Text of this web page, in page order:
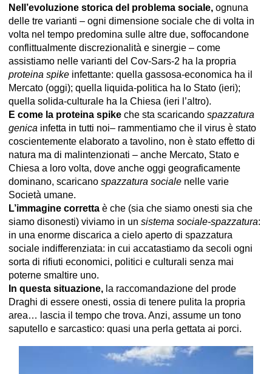
Nell’evoluzione storica del problema sociale, ognuna
delle tre varianti – ogni dimensione sociale che di volta in
volta nel tempo predomina sulle altre due, soffocandone
conflittualmente discrezionalità e sinergie – come
assistiamo nelle varianti del Cov-Sars-2 ha la propria
proteina spike infettante: quella gassosa-economica ha il
Mercato (oggi); quella liquida-politica ha lo Stato (ieri);
quella solida-culturale ha la Chiesa (ieri l’altro).
E come la proteina spike che sta scaricando spazzatura
genica infetta in tutti noi– rammentiamo che il virus è stato
coscientemente elaborato a tavolino, non è stato effetto di
natura ma di malintenzionati – anche Mercato, Stato e
Chiesa a loro volta, dove anche oggi geograficamente
dominano, scaricano spazzatura sociale nelle varie
Società umane.
L’immagine corretta è che (sia che siamo onesti sia che
siamo disonesti) viviamo in un sistema sociale-spazzatura:
in una enorme discarica a cielo aperto di spazzatura
sociale indifferenziata: in cui accatastiamo da secoli ogni
sorta di rifiuti economici, politici e culturali senza mai
poterne smaltire uno.
In questa situazione, la raccomandazione del prode
Draghi di essere onesti, ossia di tenere pulita la propria
area… lascia il tempo che trova. Anzi, assume un tono
saputello e sarcastico: quasi una perla gettata ai porci.